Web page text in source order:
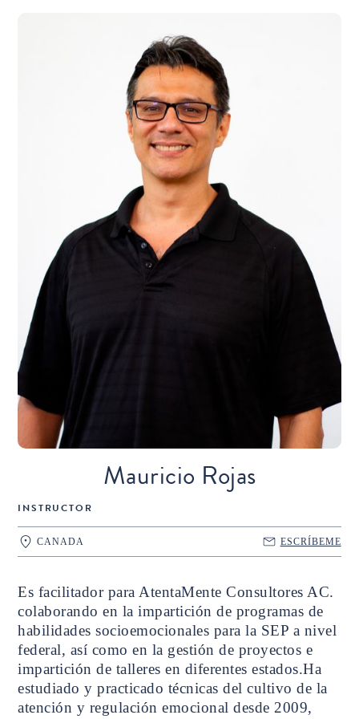
Mauricio Rojas
INSTRUCTOR
CANADA ESCRÍBEME
Es facilitador para AtentaMente Consultores AC.
colaborando en la impartición de programas de
habilidades socioemocionales para la SEP a nivel
federal, así como en la gestión de proyectos e
impartición de talleres en diferentes estados.Ha
estudiado y practicado técnicas del cultivo de la
atención y regulación emocional desde 2009,